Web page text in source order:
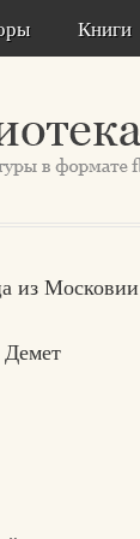
Книги
из Московии